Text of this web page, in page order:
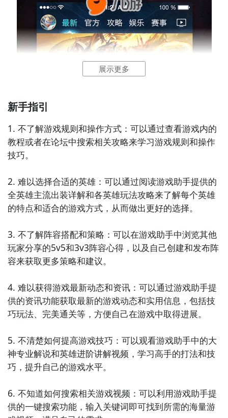
2、在输入框中输入好友的QQ号。
展示更多
新手指引
1. 不了解游戏规则和操作方式：可以通过查看游戏内的
教程或者在论坛中搜索相关攻略来学习游戏规则和操作
技巧。
2. 难以选择合适的英雄：可以通过阅读游戏助手提供的
全英雄主流出装详解和各英雄玩法攻略来了解每个英雄
的特点和适合的游戏方式，从而做出更好的选择。
3. 不了解阵容搭配和策略：可以在游戏助手中浏览其他
玩家分享的5v5和3v3阵容心得，以及自己创建和发布阵
容来获取更多策略和建议。
4. 难以获得游戏最新动态和资讯：可以通过游戏助手提
供的资讯功能获取最新的游戏动态和实用信息，包括技
巧玩法、完美通关等，方便自己在游戏中取得进展。
5. 不清楚如何提高游戏技巧：可以观看游戏助手中的大
神专业解说和英雄进阶讲解视频，学习高手的打法和技
巧，提升自己的游戏水平。
6. 不知道如何搜索相关游戏视频：可以利用游戏助手提
供的一键搜索功能，输入关键词即可找到所需的海量游